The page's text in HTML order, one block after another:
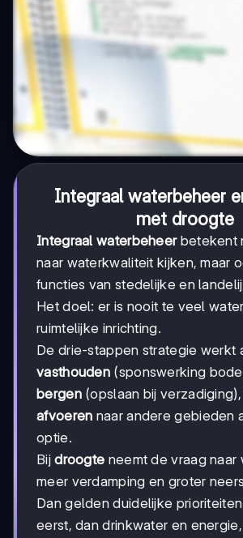
Integraal waterbeheer
met droogte
Integraal waterbeheerbetekent
naar waterkwaliteit kijken, maar
functies van stedelijke en
Het doel: er is nooit te veel
ruimtelijke inrichting.
De drie-stappen strategie werkt
vasthouden (sponswerking
bergen(opslaan bij
afvoeren naar andere gebieden
optie.
Bijdroogte neemt de vraag
meer verdamping en groter
Dan gelden duidelijke
eerst, dan drinkwater en